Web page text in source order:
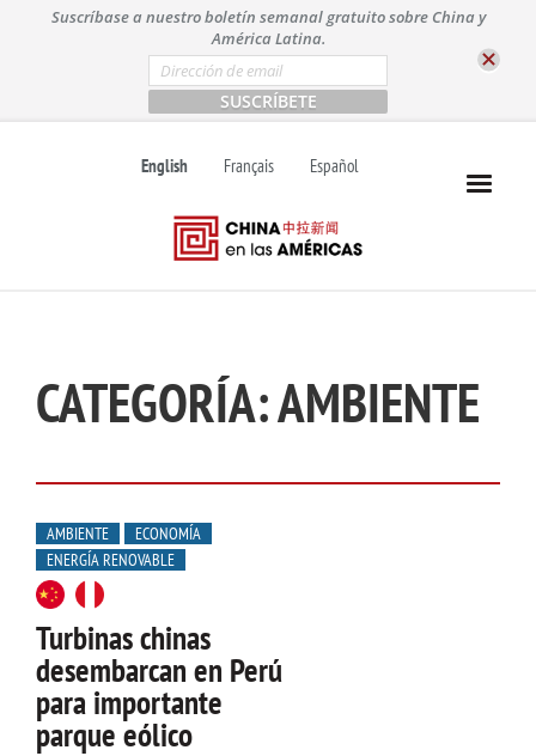
t
Suscríbase a nuestro boletín semanal gratuito sobre China y
América Latina.
E
m
a
i
*
English Français Español
CATEGORÍA:AMBIENTE
AMBIENTE
ECONOMÍA
ENERGÍA RENOVABLE
Turbinas chinas
desembarcan en Perú
para importante
parque eólico